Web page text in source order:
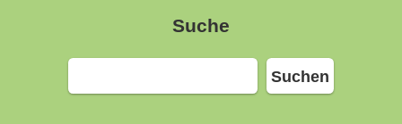
Suche
Suchen
Suchen